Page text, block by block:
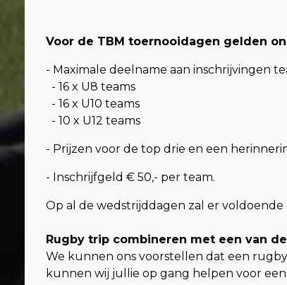
Voor de TBM toernooidagen gelden
- Maximale deelname aan inschrijvingen
- 16 x U8 teams
- 16 x U10 teams
- 10 x U12 teams
- Prijzen voor de top drie en een
- Inschrijfgeld € 50,- per team.
Op al de wedstrijddagen zal er
Rugby trip combineren met een van
We kunnen ons voorstellen dat een
kunnen wij jullie op gang helpen voor